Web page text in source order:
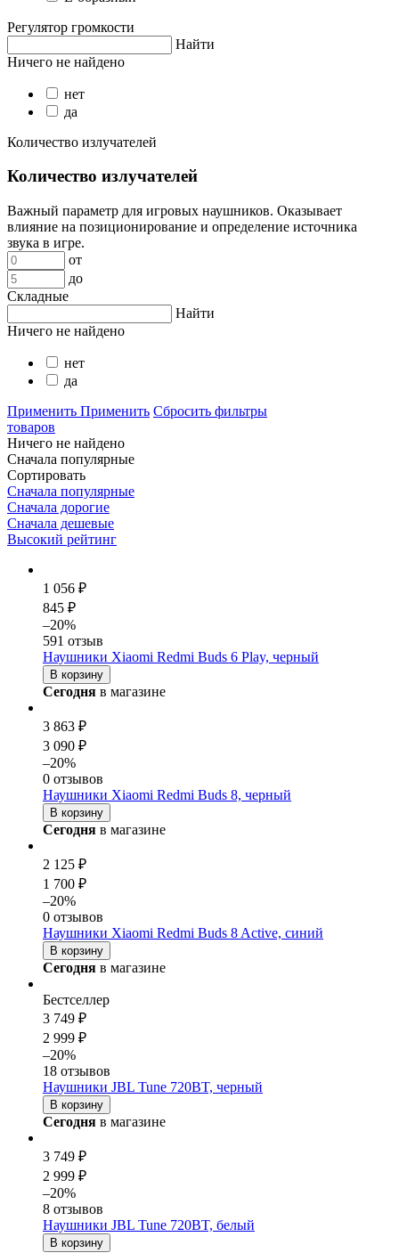
Регулятор громкости
Найти
Ничего не найдено
нет
да
Количество излучателей
Количество излучателей
Важный параметр для игровых наушников. Оказывает
влияние на позиционирование и определение источника
звука в игре.
от
до
Складные
Найти
Ничего не найдено
нет
да
Применить Применить Сбросить фильтры
товаров
Ничего не найдено
Сначала популярные
Сортировать
Сначала популярные
Сначала дорогие
Сначала дешевые
Высокий рейтинг
1 056 ₽
845 ₽
–20%
591 отзыв
Наушники Xiaomi Redmi Buds 6 Play, черный
В корзину
Сегодня в магазине
3 863 ₽
3 090 ₽
–20%
0 отзывов
Наушники Xiaomi Redmi Buds 8, черный
В корзину
Сегодня в магазине
2 125 ₽
1 700 ₽
–20%
0 отзывов
Наушники Xiaomi Redmi Buds 8 Active, синий
В корзину
Сегодня в магазине
Бестселлер
3 749 ₽
2 999 ₽
–20%
18 отзывов
Наушники JBL Tune 720BT, черный
В корзину
Сегодня в магазине
3 749 ₽
2 999 ₽
–20%
8 отзывов
Наушники JBL Tune 720BT, белый
В корзину